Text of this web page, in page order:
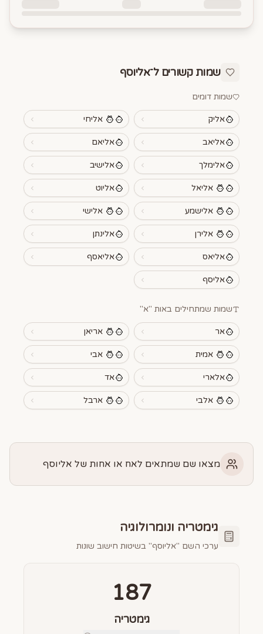
שמות קשורים ל־אליוסף
שמות דומים
אליק אליחי
אליאב אליאם
אלימלך אלישיב
אליאל אליוט
אלישמע אלישי
אלירן אלינתן
אליאס אליאסף
אליסף
שמות שמתחילים באות "א"
אר אריאן
אמית אבי
אלארי אד
אלבי ארבל
מצאו שם שמתאים לאח או אחות של אליוסף
גימטריה ונומרולוגיה
ערכי השם "אליוסף" בשיטות חישוב שונות
187
גימטריה